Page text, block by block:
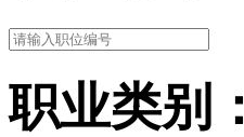
职业类别：